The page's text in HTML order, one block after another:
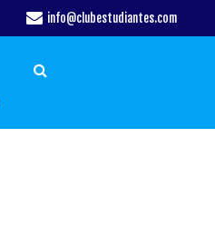
info@clubestudiantes.com